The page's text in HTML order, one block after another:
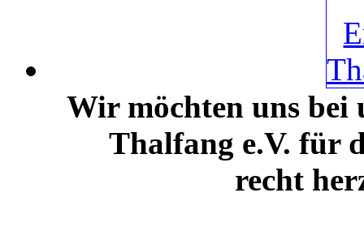
Wir möchten uns bei
Thalfang e.V. für
recht